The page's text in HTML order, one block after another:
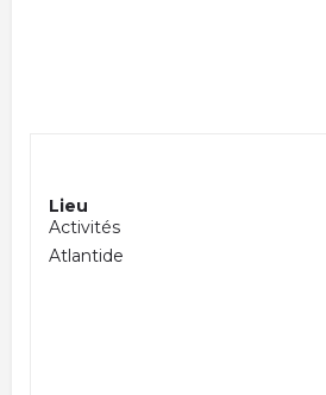
Lieu
Activités
Atlantide